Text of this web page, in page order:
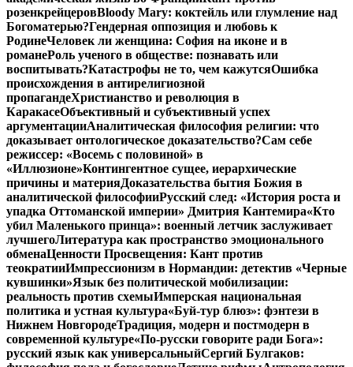
розенкрейцеровBloody Mary: коктейль или глумление над
Богоматерью?Гендерная оппозиция и любовь к
РодинеЧеловек ли женщина: София на иконе и в
романеРоль ученого в обществе: познавать или
воспитывать?Катастрофы не то, чем кажутсяОшибка
происхождения в антирелигиозной
пропагандеХристианство и революция в
КаракасеОбъективный и субъективный успех
аргументацииАналитическая философия религии: что
доказывает онтологическое доказательство?Сам себе
режиссер: «Восемь с половиной» в
«Иллюзионе»Контингентное сущее, иерархические
причины и материяДоказательства бытия Божия в
аналитической философииРусский след: «История роста и
упадка Оттоманской империи» Дмитрия Кантемира«Кто
убил Маленького принца»: военный летчик заслуживает
лучшегоЛитература как пространство эмоционального
обменаЦенности Просвещения: Кант против
теократииИмпрессионизм в Нормандии: детектив «Черные
кувшинки»Язык без политической мобилизации:
реальность против схемыИмперская национальная
политика и устная культура«Буй-тур блюз»: фэнтези в
Нижнем НовгородеТрадиция, модерн и постмодерн в
современной культуре«По-русски говорите ради Бога»:
русский язык как универсальныйСергий Булгаков: